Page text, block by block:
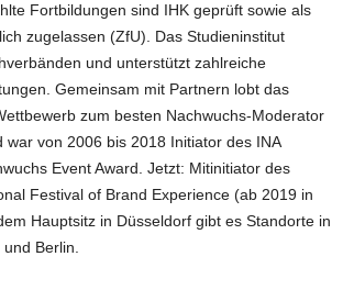
Fortbildungen sind IHK geprüft sowie als
zugelassen (ZfU). Das Studieninstitut
und unterstützt zahlreiche
Gemeinsam mit Partnern lobt das
zum besten Nachwuchs-Moderator
war von 2006 bis 2018 Initiator des INA
Event Award. Jetzt: Mitinitiator des
Festival of Brand Experience (ab 2019 in
Hauptsitz in Düsseldorf gibt es Standorte in
Berlin.